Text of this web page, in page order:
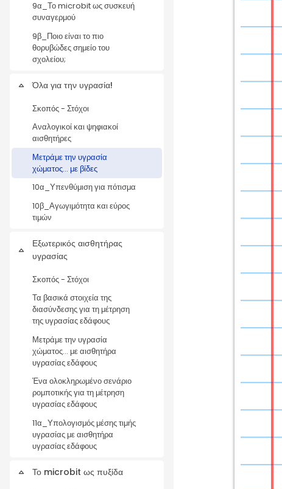
9α_Το microbit ως συσκευή
συναγερμού
9β_Ποιο είναι το πιο
θορυβώδες σημείο του
σχολείου;
Collapse
Όλα για την υγρασία!
Σκοπός - Στόχοι
Αναλογικοί και ψηφιακοί
αισθητήρες
Μετράμε την υγρασία
χώματος... με βίδες
10α_Υπενθύμιση για πότισμα
10β_Αγωγιμότητα και εύρος
τιμών
Collapse
Εξωτερικός αισθητήρας
υγρασίας
Σκοπός - Στόχοι
Τα βασικά στοιχεία της
διασύνδεσης για τη μέτρηση
της υγρασίας εδάφους
Μετράμε την υγρασία
χώματος... με αισθητήρα
υγρασίας εδάφους
Ένα ολοκληρωμένο σενάριο
ρομποτικής για τη μέτρηση
υγρασίας εδάφους
11α_Υπολογισμός μέσης τιμής
υγρασίας με αισθητήρα
υγρασίας εδάφους
Collapse
Το microbit ως πυξίδα